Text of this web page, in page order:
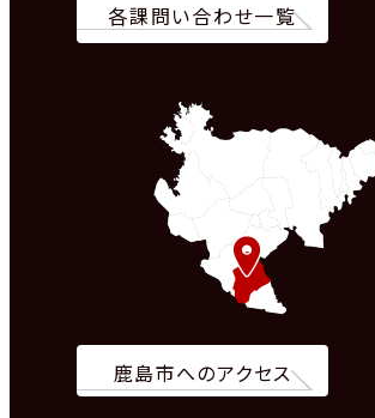
各課問い合わせ一覧
鹿島市へのアクセス